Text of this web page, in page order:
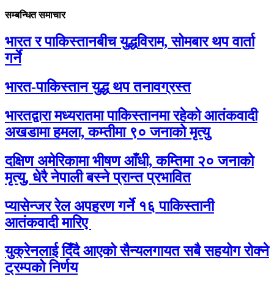
सम्बन्धित समाचार
भारत र पाकिस्तानबीच युद्धविराम, सोमबार थप वार्ता
गर्ने
भारत-पाकिस्तान युद्ध थप तनावग्रस्त
भारतद्वारा मध्यरातमा पाकिस्तानमा रहेको आतंकवादी
अखडामा हमला, कम्तीमा ९० जनाको मृत्यु
दक्षिण अमेरिकामा भीषण आँधी, कम्तिमा २० जनाको
मृत्यु, धेरै नेपाली बस्ने प्रान्त प्रभावित
प्यासेन्जर रेल अपहरण गर्ने १६ पाकिस्तानी
आतंकवादी मारिए
युक्रेनलाई दिँदै आएको सैन्यलगायत सबै सहयोग रोक्ने
ट्रम्पको निर्णय